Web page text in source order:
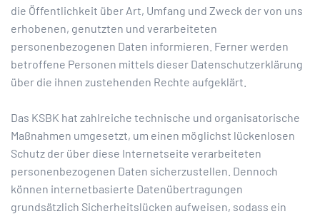
die Öffentlichkeit über Art, Umfang und Zweck der von uns
erhobenen, genutzten und verarbeiteten
personenbezogenen Daten informieren. Ferner werden
betroffene Personen mittels dieser Datenschutzerklärung
über die ihnen zustehenden Rechte aufgeklärt.
Das KSBK hat zahlreiche technische und organisatorische
Maßnahmen umgesetzt, um einen möglichst lückenlosen
Schutz der über diese Internetseite verarbeiteten
personenbezogenen Daten sicherzustellen. Dennoch
können internetbasierte Datenübertragungen
grundsätzlich Sicherheitslücken aufweisen, sodass ein